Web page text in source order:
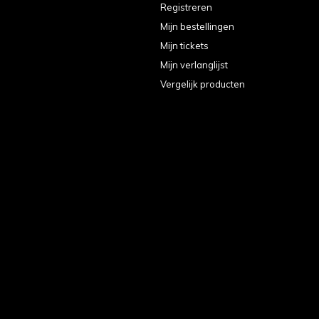
Registreren
Mijn bestellingen
Mijn tickets
Mijn verlanglijst
Vergelijk producten